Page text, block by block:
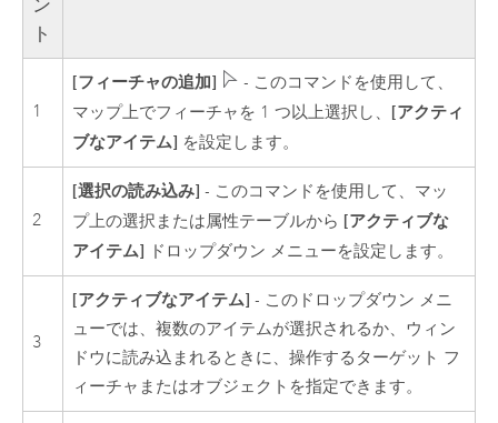
ン
ト
1
[フィーチャの追加]
- このコマンドを使用して、
マップ上でフィーチャを 1 つ以上選択し、 [アクティ
ブなアイテム] を設定します。
2
[選択の読み込み] - このコマンドを使用して、マッ
プ上の選択または属性テーブルから [アクティブな
アイテム] ドロップダウン メニューを設定します。
3
[アクティブなアイテム] - このドロップダウン メニ
ューでは、複数のアイテムが選択されるか、ウィン
ドウに読み込まれるときに、操作するターゲット フ
ィーチャまたはオブジェクトを指定できます。